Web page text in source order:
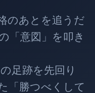
とを追うだ
「意図」を叩き
を先回り
「勝つべくして